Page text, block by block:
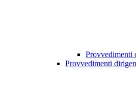
Provvedimenti
Provvedimenti